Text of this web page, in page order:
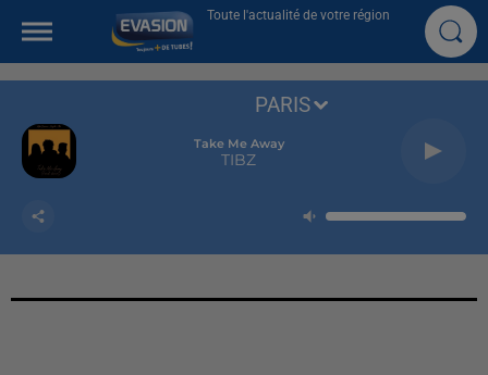
Toute l'actualité de votre région
Take Me Away
TIBZ
PARIS